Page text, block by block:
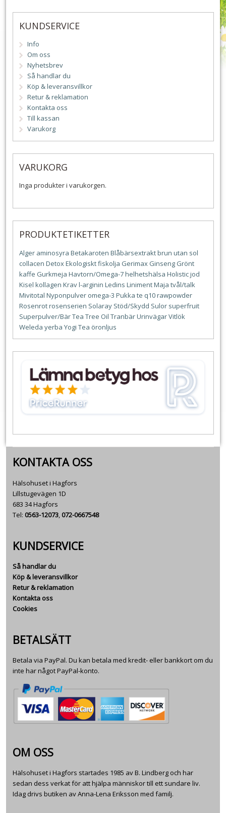
KUNDSERVICE
Info
Om oss
Nyhetsbrev
Så handlar du
Köp & leveransvillkor
Retur & reklamation
Kontakta oss
Till kassan
Varukorg
VARUKORG
Inga produkter i varukorgen.
PRODUKTETIKETTER
Alger aminosyra Betakaroten Blåbärsextraktbrun utan sol
collacen DetoxEkologisktfiskolja Gerimax Ginseng Grönt
kaffe Gurkmeja Havtorn/Omega-7helhetshälsa Holisticjod
Kisel kollagen Kravl-arginin Ledins LinimentMaja tvål/talk
Mivitotal Nyponpulver omega-3 Pukka te q10rawpowder
Rosenrotrosenserien Solaray Stöd/Skydd Sulor superfruit
Superpulver/BärTea Tree Oil TranbärUrinvägarVitlök
Weleda yerba Yogi Tea öronljus
KONTAKTA OSS
Hälsohuset i Hagfors
Lillstugevägen 1D
683 34 Hagfors
Tel: 0563-12073,072-0667548
KUNDSERVICE
Så handlar du
Köp & leveransvillkor
Retur & reklamation
Kontakta oss
Cookies
BETALSÄTT
Betala via PayPal. Du kan betala med kredit- eller bankkort om du
inte har något PayPal-konto.
OM OSS
Hälsohuset i Hagfors startades 1985 av B. Lindberg och har
sedan dess verkat för att hjälpa människor till ett sundare liv.
Idag drivs butiken av Anna-Lena Eriksson med familj.